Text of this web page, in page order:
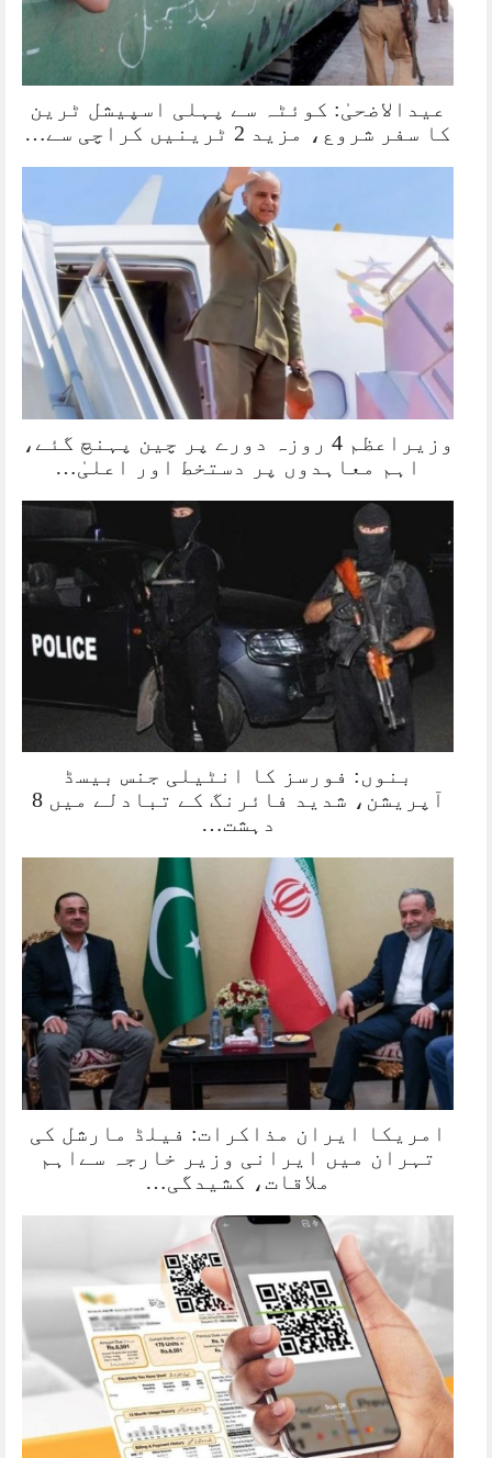
عیدالاضحیٰ: کوئٹہ سے پہلی اسپیشل ٹرین
کا سفر شروع، مزید 2 ٹرینیں کراچی سے…
وزیراعظم 4 روزہ دورے پر چین پہنچ گئے،
اہم معاہدوں پر دستخط اور اعلیٰ…
بنوں: فورسز کا انٹیلی جنس بیسڈ
آپریشن، شدید فائرنگ کے تبادلے میں 8
دہشت…
امریکا ایران مذاکرات: فیلڈ مارشل کی
تہران میں ایرانی وزیر خارجہ سےاہم
ملاقات، کشیدگی…